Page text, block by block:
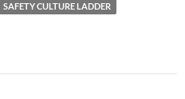
SAFETY CULTURE LADDER